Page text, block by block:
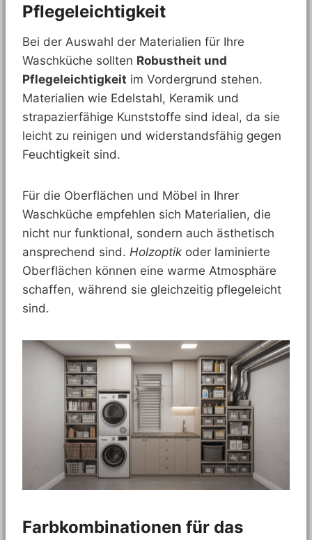
Pflegeleichtigkeit
Bei der Auswahl der Materialien für Ihre
Waschküche sollten Robustheit und
Pflegeleichtigkeit im Vordergrund stehen.
Materialien wie Edelstahl, Keramik und
strapazierfähige Kunststoffe sind ideal, da sie
leicht zu reinigen und widerstandsfähig gegen
Feuchtigkeit sind.
Für die Oberflächen und Möbel in Ihrer
Waschküche empfehlen sich Materialien, die
nicht nur funktional, sondern auch ästhetisch
ansprechend sind. Holzoptik oder laminierte
Oberflächen können eine warme Atmosphäre
schaffen, während sie gleichzeitig pflegeleicht
sind.
Farbkombinationen für das